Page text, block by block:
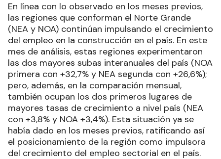
En línea con lo observado en los meses previos,
las regiones que conforman el Norte Grande
(NEA y NOA) continúan impulsando el crecimiento
del empleo en la construcción en el país. En este
mes de análisis, estas regiones experimentaron
las dos mayores subas interanuales del país (NOA
primera con +32,7% y NEA segunda con +26,6%);
pero, además, en la comparación mensual,
también ocupan los dos primeros lugares de
mayores tasas de crecimiento a nivel país (NEA
con +3,8% y NOA +3,4%). Esta situación ya se
había dado en los meses previos, ratificando así
el posicionamiento de la región como impulsora
del crecimiento del empleo sectorial en el país.